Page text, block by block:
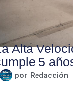
Alta
5
por Redacción